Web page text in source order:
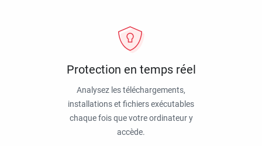
Protection en temps réel
Analysez les téléchargements,
installations et fichiers exécutables
chaque fois que votre ordinateur y
accède.